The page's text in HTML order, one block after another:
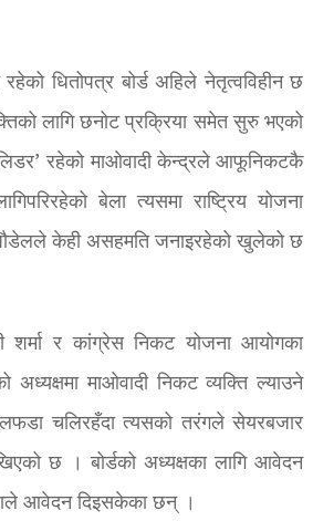
धितोपत्र बोर्ड अहिले नेतृत्वविहीन छ
लागि छनोट प्रक्रिया समेत सुरु भएको
रहेको माओवादी केन्द्रले आफूनिकटकै
बेला त्यसमा राष्ट्रिय योजना
पौडेलले केही असहमति जनाइरहेको खुलेको छ
शर्मा र कांग्रेस निकट योजना आयोगका
अध्यक्षमा माओवादी निकट व्यक्ति ल्याउने
चलिरहँदा त्यसको तरंगले सेयरबजार
छ । बोर्डको अध्यक्षका लागि आवेदन
आवेदन दिइसकेका छन् ।